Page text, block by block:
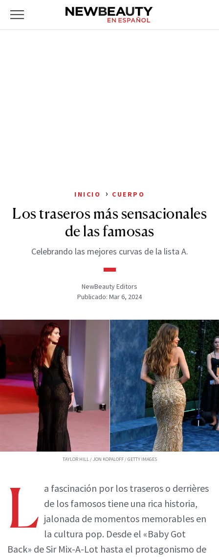
Primary
NewBeauty
INICIO › CUERPO
Los traseros más sensacionales
de las famosas
Celebrando las mejores curvas de la lista A.
NewBeauty Editors
Publicado: Mar 6, 2024
TAYLOR HILL / JON KOPALOFF / GETTY IMAGES
L a fascinación por los traseros o derrières
de los famosos tiene una rica historia,
jalonada de momentos memorables en
la cultura pop. Desde el «Baby Got
Back» de Sir Mix-A-Lot hasta el protagonismo de